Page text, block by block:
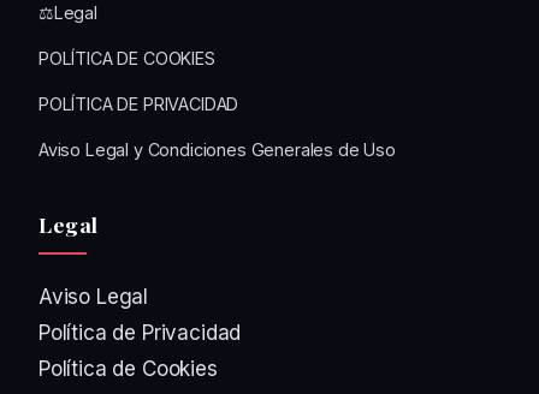
⚖️Legal
POLÍTICA DE COOKIES
POLÍTICA DE PRIVACIDAD
Aviso Legal y Condiciones Generales de Uso
Legal
Aviso Legal
Política de Privacidad
Política de Cookies